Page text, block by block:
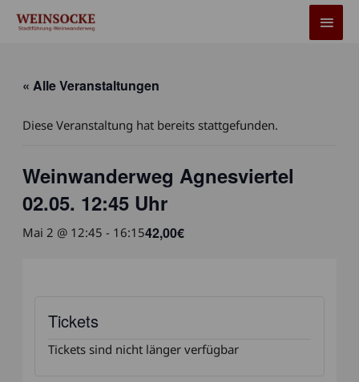
Inhalt
« Alle Veranstaltungen
Diese Veranstaltung hat bereits stattgefunden.
Weinwanderweg Agnesviertel
02.05. 12:45 Uhr
Mai 2 @ 12:45 - 16:1542,00€
Tickets
Tickets sind nicht länger verfügbar